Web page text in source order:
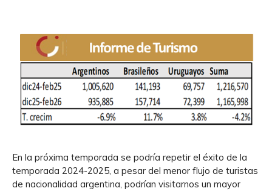
En la próxima temporada se podría repetir el éxito de la
temporada 2024-2025, a pesar del menor flujo de turistas
de nacionalidad argentina, podrían visitarnos un mayor